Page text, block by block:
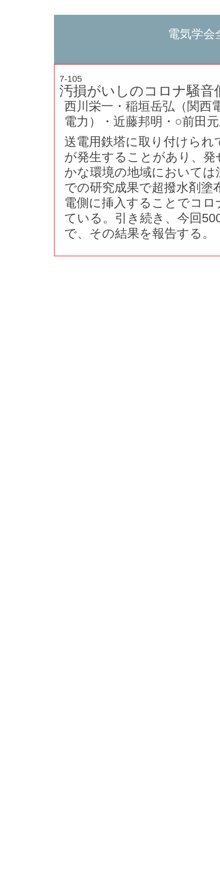
電気学会
7-105
汚損がいしのコロナ騒音
西川栄一・稲垣岳弘（関西
電力）・近藤邦明・○前田
送電用鉄塔に取り付けら
が発生することがあり、
かな環境の地域において
での研究成果で超撥水剤
電側に挿入することでコ
ている。引き続き、今回
で、その結果を報告する。